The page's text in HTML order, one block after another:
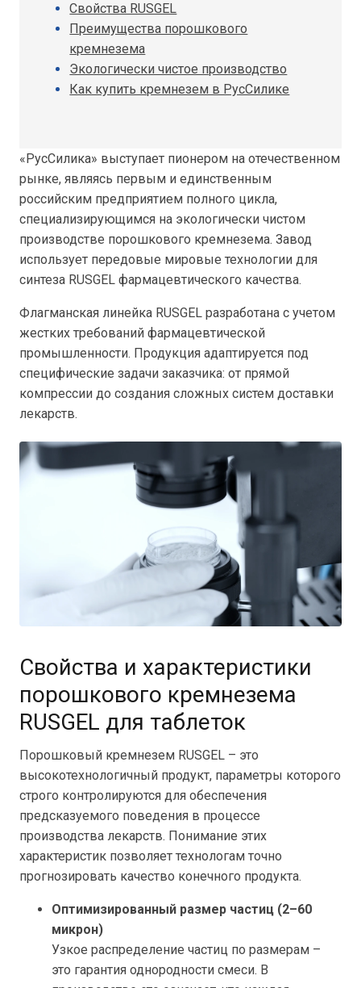
Свойства RUSGEL
Преимущества порошкового
кремнезема
Экологически чистое производство
Как купить кремнезем в РусСилике
«РусСилика» выступает пионером на отечественном
рынке, являясь первым и единственным
российским предприятием полного цикла,
специализирующимся на экологически чистом
производстве порошкового кремнезема. Завод
использует передовые мировые технологии для
синтеза RUSGEL фармацевтического качества.
Флагманская линейка RUSGEL разработана с учетом
жестких требований фармацевтической
промышленности. Продукция адаптируется под
специфические задачи заказчика: от прямой
компрессии до создания сложных систем доставки
лекарств.
Свойства и характеристики
порошкового кремнезема
RUSGEL для таблеток
Порошковый кремнезем RUSGEL – это
высокотехнологичный продукт, параметры которого
строго контролируются для обеспечения
предсказуемого поведения в процессе
производства лекарств. Понимание этих
характеристик позволяет технологам точно
прогнозировать качество конечного продукта.
Оптимизированный размер частиц (2–60
микрон)
Узкое распределение частиц по размерам –
это гарантия однородности смеси. В